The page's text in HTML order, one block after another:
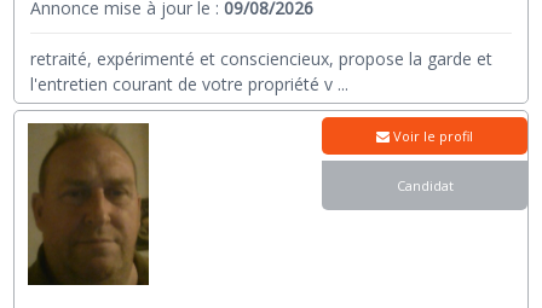
Annonce mise à jour le :09/08/2026
retraité, expérimenté et consciencieux, propose la garde et
l'entretien courant de votre propriété v ...
Voir le profil
Candidat